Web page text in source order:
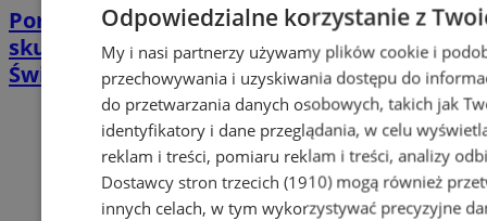
Poradnia leczenia ran przewlekłych -
skuteczna terapia trudno gojących się ran |
Świętochłowice
Odpowiedzialne korzystanie z
My i nasi partnerzy używamy plików cookie i
przechowywania i uzyskiwania dostępu do
do przetwarzania danych osobowych, takich jak
identyfikatory i dane przeglądania, w celu
reklam i treści, pomiaru reklam i treści, analizy
Dostawcy stron trzecich (1910)mogą również
innych celach, w tym wykorzystywać precyzyjne